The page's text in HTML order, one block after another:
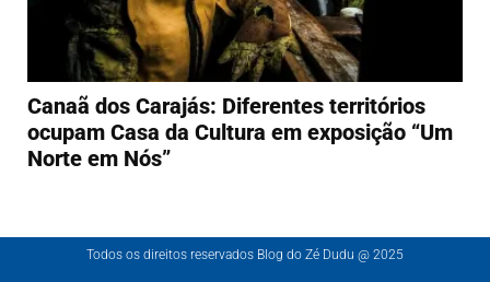
Canaã dos Carajás: Diferentes territórios
ocupam Casa da Cultura em exposição “Um
Norte em Nós”
Todos os direitos reservados Blog do Zé Dudu @ 2025